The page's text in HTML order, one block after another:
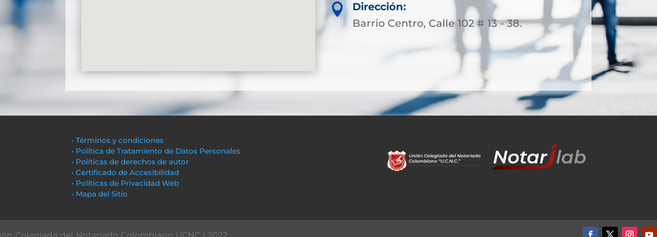

Dirección:
Barrio Centro, Calle 102 # 13 - 38.
• Términos y condiciones
• Política de Tratamiento de Datos Personales
• Políticas de derechos de autor
• Certificado de Accesibilidad
• Políticas de Privacidad Web
• Mapa del Sitio
Colegiada del Notariado Colombiano UCNC | 2022